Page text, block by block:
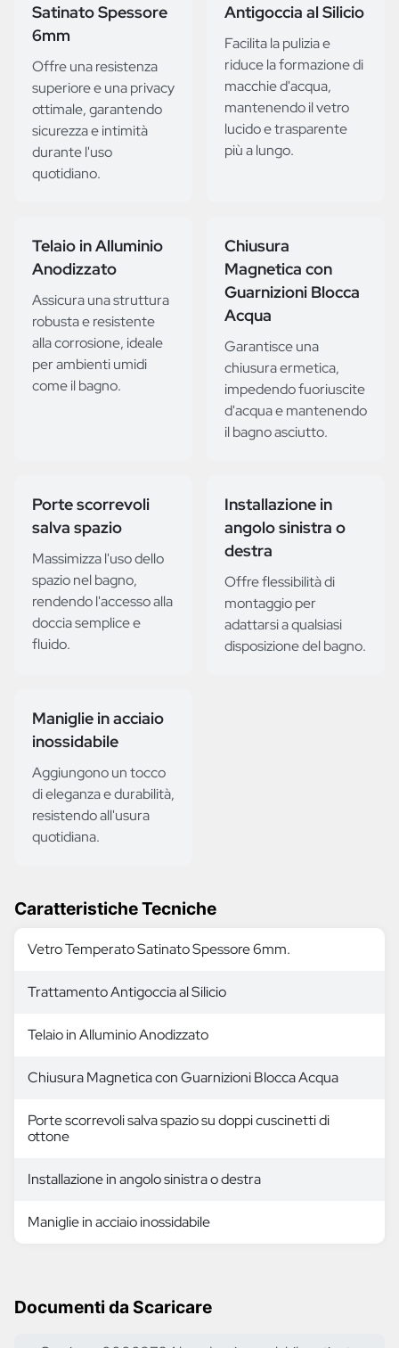
Satinato Spessore
6mm
Offre una resistenza
superiore e una privacy
ottimale, garantendo
sicurezza e intimità
durante l'uso
quotidiano.
Antigoccia al Silicio
Facilita la pulizia e
riduce la formazione di
macchie d'acqua,
mantenendo il vetro
lucido e trasparente
più a lungo.
Telaio in Alluminio
Anodizzato
Assicura una struttura
robusta e resistente
alla corrosione, ideale
per ambienti umidi
come il bagno.
Chiusura
Magnetica con
Guarnizioni Blocca
Acqua
Garantisce una
chiusura ermetica,
impedendo fuoriuscite
d'acqua e mantenendo
il bagno asciutto.
Porte scorrevoli
salva spazio
Massimizza l'uso dello
spazio nel bagno,
rendendo l'accesso alla
doccia semplice e
fluido.
Installazione in
angolo sinistra o
destra
Offre flessibilità di
montaggio per
adattarsi a qualsiasi
disposizione del bagno.
Maniglie in acciaio
inossidabile
Aggiungono un tocco
di eleganza e durabilità,
resistendo all'usura
quotidiana.
Caratteristiche Tecniche
Vetro Temperato Satinato Spessore 6mm.
Trattamento Antigoccia al Silicio
Telaio in Alluminio Anodizzato
Chiusura Magnetica con Guarnizioni Blocca Acqua
Porte scorrevoli salva spazio su doppi cuscinetti di
ottone
Installazione in angolo sinistra o destra
Maniglie in acciaio inossidabile
Documenti da Scaricare